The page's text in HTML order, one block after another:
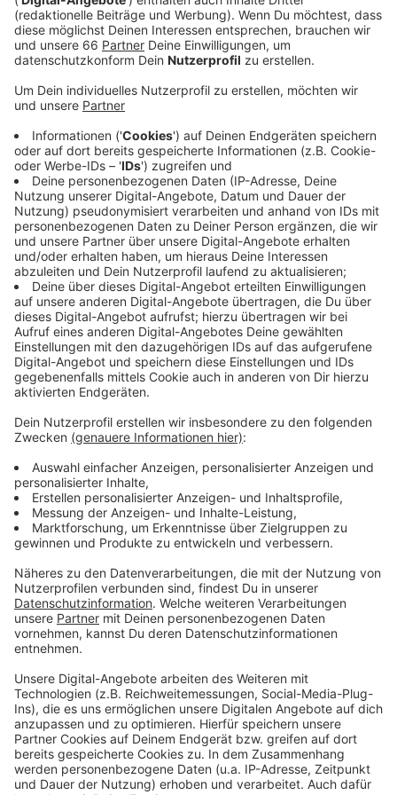
der Außengastronomie über 22 Uhr hinaus
abgelehnt hat. Zur Begründung hieß es, es bestehe
„kein überragendes öffentliches Interesse an dem
Veröffentlicht:Dienstag, 27.07.2021 12:39
Anzeige
Von der SPD heißt es, es könne doch niemand
ernsthaft wollen, dass in Zeiten steigender Inzidenz
während des Spiels die Terrassen abgebaut werden
sollen und die Menschen in geschlossene Räume
getrieben würden. Was bei der EM gegangen sei,
müsse auch bei Spielen der Fortuna gehen. Das
Landes-Immissionsschutzgesetz lasse für solche
Fälle ausdrücklich zu, die Sperrzeit für Terrassen zu
verkürzen.
Anzeige
Weitere Infos und Links zum Thema
Anzeige
SPD fordert Ausnahmegenehmigung für
Terrassen bei Samstagabendspielen der Fortuna:
Anzeige
Anzeige